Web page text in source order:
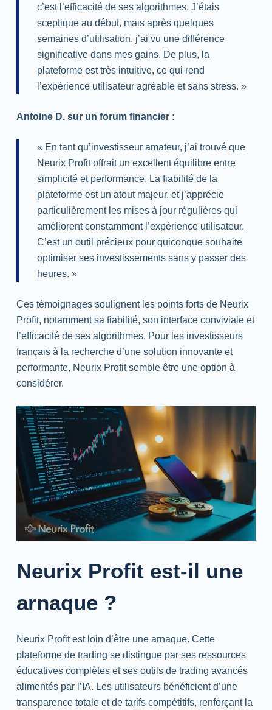
c’est l’efficacité de ses algorithmes. J’étais
sceptique au début, mais après quelques
semaines d’utilisation, j’ai vu une différence
significative dans mes gains. De plus, la
plateforme est très intuitive, ce qui rend
l’expérience utilisateur agréable et sans stress. »
Antoine D. sur un forum financier :
« En tant qu’investisseur amateur, j’ai trouvé que
Neurix Profit offrait un excellent équilibre entre
simplicité et performance. La fiabilité de la
plateforme est un atout majeur, et j’apprécie
particulièrement les mises à jour régulières qui
améliorent constamment l’expérience utilisateur.
C’est un outil précieux pour quiconque souhaite
optimiser ses investissements sans y passer des
heures. »
Ces témoignages soulignent les points forts de Neurix
Profit, notamment sa fiabilité, son interface conviviale et
l’efficacité de ses algorithmes. Pour les investisseurs
français à la recherche d’une solution innovante et
performante, Neurix Profit semble être une option à
considérer.
Neurix Profit est-il une
arnaque ?
Neurix Profit est loin d’être une arnaque. Cette
plateforme de trading se distingue par ses ressources
éducatives complètes et ses outils de trading avancés
alimentés par l’IA. Les utilisateurs bénéficient d’une
transparence totale et de tarifs compétitifs, renforçant la